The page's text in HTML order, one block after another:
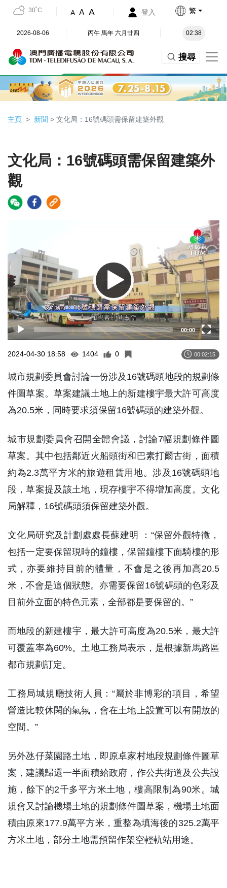
30˚C A A A 登入 繁
2026-08-06 丙午 馬年 六月廿四 02:38
搜尋
主頁 新聞 > 文化局：16號碼頭需保留建築外觀
文化局：16號碼頭需保留建築外
觀
00:00
2024-04-30 18:58 1404 0 00:02:15
城市規劃委員會討論一份涉及16號碼頭地段的規劃條
件圖草案。草案建議土地上的新建樓宇最大許可高度
為20.5米，同時要求須保留16號碼頭的建築外觀。
城市規劃委員會召開全體會議，討論7幅規劃條件圖
草案。其中包括鄰近火船頭街和巴素打爾古街，面積
約為2.3萬平方米的旅遊租賃用地。涉及16號碼頭地
段，草案提及該土地，現存樓宇不得增加高度。文化
局解釋，16號碼頭須保留建築外觀。
文化局研究及計劃處處長蘇建明 ：“保留外觀特徵，
包括一定要保留現時的鐘樓，保留鐘樓下面騎樓的形
式，亦要維持目前的體量，不會是之後再加高20.5
米，不會是這個狀態。亦需要保留16號碼頭的色彩及
目前外立面的特色元素，全部都是要保留的。”
而地段的新建樓宇，最大許可高度為20.5米，最大許
可覆蓋率為60%。土地工務局表示，是根據新馬路區
都市規劃訂定。
工務局城規廳技術人員：“屬於非博彩的項目，希望
營造比較休閑的氣氛，會在土地上設置可以有開放的
空間。”
另外氹仔菜園路土地，即原卓家村地段規劃條件圖草
案，建議歸還一半面積給政府，作公共街道及公共設
施，餘下的2千多平方米土地，樓高限制為90米。城
規會又討論機場土地的規劃條件圖草案，機場土地面
積由原來177.9萬平方米，重整為填海後的325.2萬平
方米土地，部分土地需預留作架空輕軌站用途。